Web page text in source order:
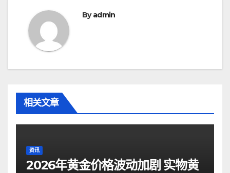
Byadmin
相关文章
资讯
2026年黄金价格波动加剧 实物黄